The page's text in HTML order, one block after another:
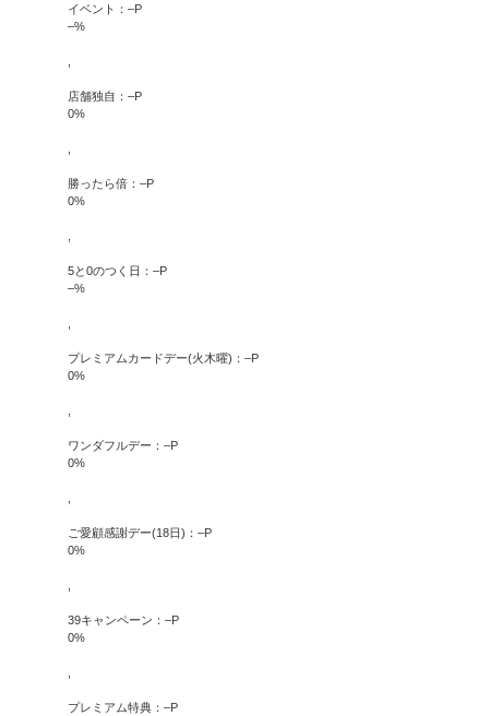
イベント： –P
–%
,
店舗独自： –P
0%
,
勝ったら倍： –P
0%
,
5と0のつく日： –P
–%
,
プレミアムカードデー(火木曜)： –P
0%
,
ワンダフルデー： –P
0%
,
ご愛顧感謝デー(18日)： –P
0%
,
39キャンペーン： –P
0%
,
プレミアム特典： –P